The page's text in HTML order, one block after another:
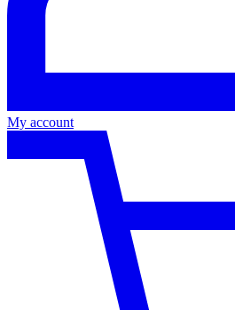
My account